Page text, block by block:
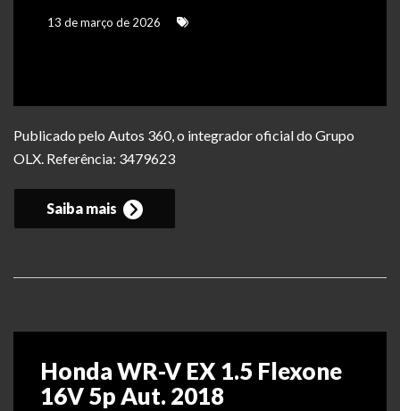
13 de março de 2026
Publicado pelo Autos 360, o integrador oficial do Grupo
OLX. Referência: 3479623
Saiba mais
Honda WR-V EX 1.5 Flexone
16V 5p Aut. 2018